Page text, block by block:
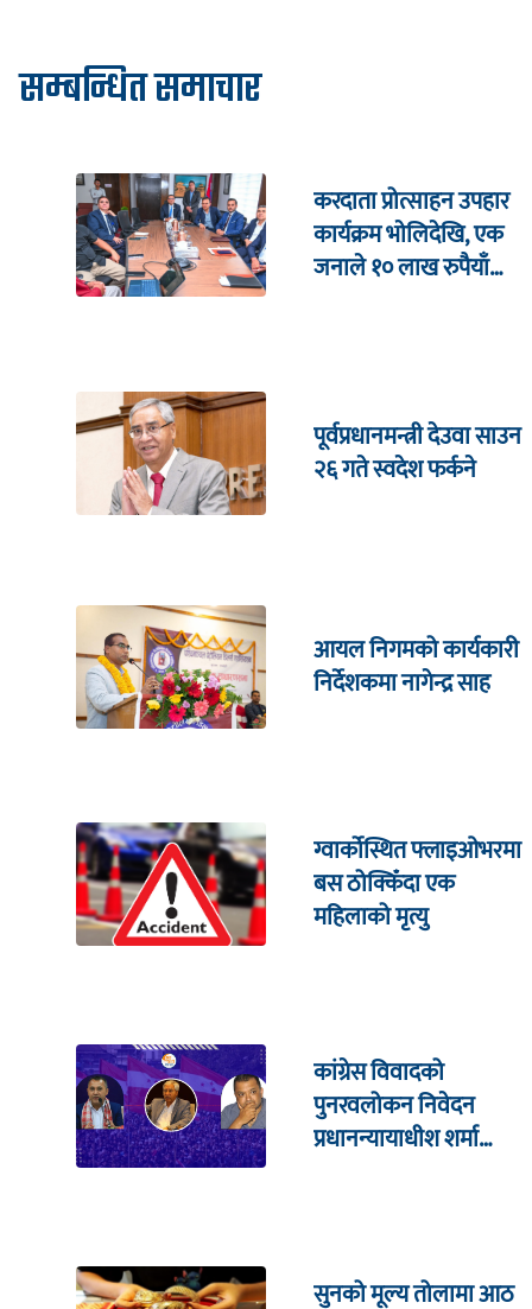
सम्बन्धित समाचार
करदाता प्रोत्साहन उपहार
कार्यक्रम भाेलिदेखि, एक
जनाले १० लाख रुपैयाँ
पूर्वप्रधानमन्त्री देउवा साउन
२६ गते स्वदेश फर्कने
आयल निगमको कार्यकारी
निर्देशकमा नागेन्द्र साह
ग्वार्कोस्थित फ्लाइओभरमा
बस ठोक्किँदा एक
महिलाको मृत्यु
कांग्रेस विवादको
पुनरवलोकन निवेदन
प्रधानन्यायाधीश शर्मा
सुनको मूल्य तोलामा आठ